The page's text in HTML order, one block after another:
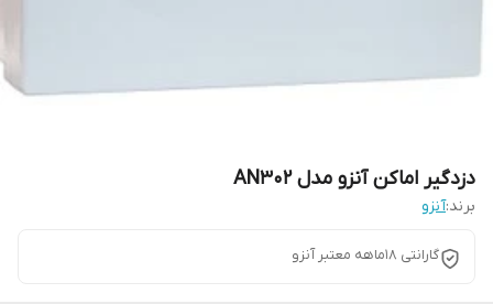
دزدگیر اماکن آنزو مدل AN302
برند:آنزو
گارانتی 18ماهه معتبر آنزو